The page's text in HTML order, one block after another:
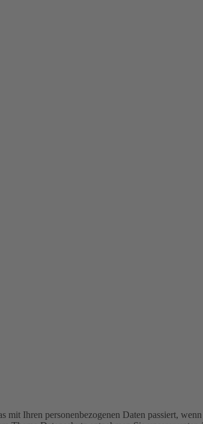
Ihren personenbezogenen Daten passiert,